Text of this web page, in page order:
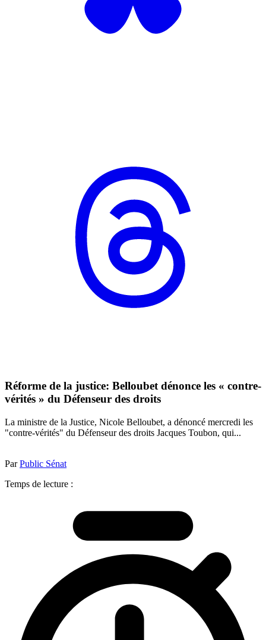
Réforme de la justice: Belloubet dénonce les « contre-
vérités » du Défenseur des droits
La ministre de la Justice, Nicole Belloubet, a dénoncé mercredi les
"contre-vérités" du Défenseur des droits Jacques Toubon, qui...
ParPublic Sénat
Temps de lecture :